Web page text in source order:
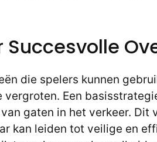
die spelers kunnen
Een
gaten in het verkeer. Dit
kan leiden tot veilige en